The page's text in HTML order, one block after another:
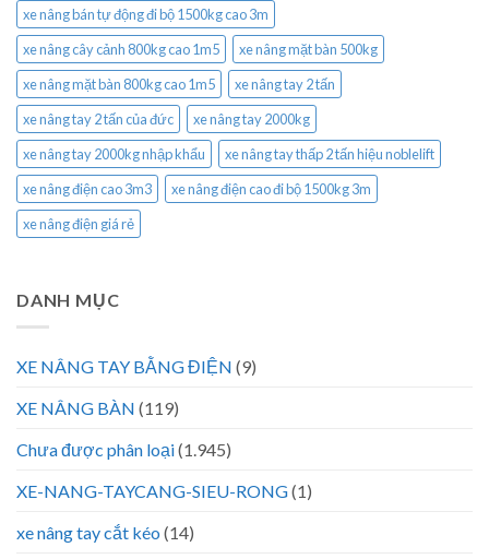
xe nâng bán tự động đi bộ 1500kg cao 3m
xe nâng cây cảnh 800kg cao 1m5
xe nâng mặt bàn 500kg
xe nâng mặt bàn 800kg cao 1m5
xe nâng tay 2 tấn
xe nâng tay 2 tấn của đức
xe nâng tay 2000kg
xe nâng tay 2000kg nhập khẩu
xe nâng tay thấp 2 tấn hiệu noblelift
xe nâng điện cao 3m3
xe nâng điện cao đi bộ 1500kg 3m
xe nâng điện giá rẻ
DANH MỤC
XE NÂNG TAY BẰNG ĐIỆN (9)
XE NÂNG BÀN (119)
Chưa được phân loại(1.945)
XE-NANG-TAYCANG-SIEU-RONG(1)
xe nâng tay cắt kéo (14)